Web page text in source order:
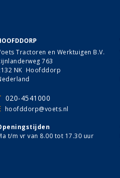
Tractoren en Werktuigen B.V.
763
NK Hoofddorp
020-4541000
hoofddorp@voets.nl
t/m vr van 8.00 tot 17.30 uur